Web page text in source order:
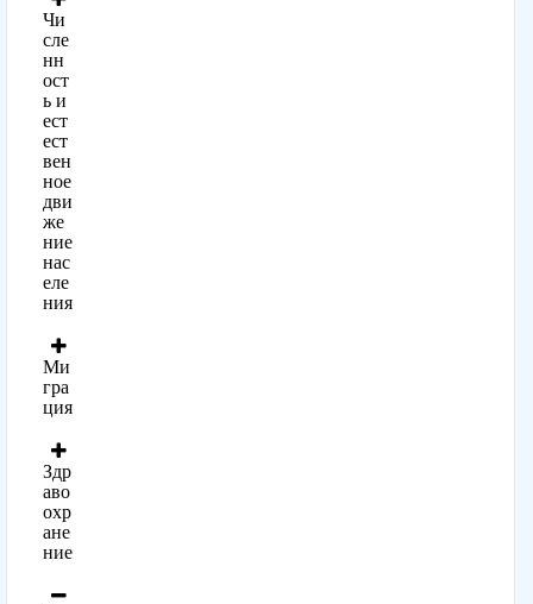
Чи
сле
нн
ост
ь и
ест
ест
вен
ное
дви
же
ние
нас
еле
ния
Ми
гра
ция
Здр
аво
охр
ане
ние